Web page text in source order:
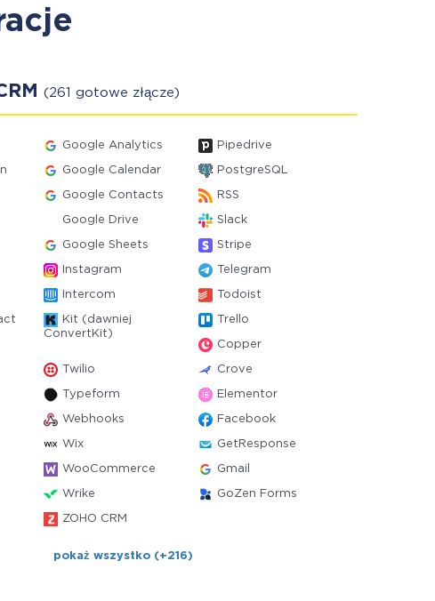
(261 gotowe złącze)
Google Analytics Pipedrive
Google Calendar PostgreSQL
Google Contacts RSS
Google Drive Slack
Google Sheets Stripe
Instagram Telegram
Intercom Todoist
Kit (dawniej
ConvertKit)
Trello
Copper
Twilio Crove
Typeform Elementor
Webhooks Facebook
Wix GetResponse
WooCommerce Gmail
Wrike GoZen Forms
ZOHO CRM
pokaż wszystko (+216)